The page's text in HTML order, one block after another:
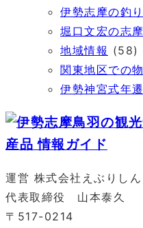
伊勢志摩の釣
堀口文宏の志
地域情報 (58)
関東地区での
伊勢神宮式年
運営 株式会社えぶりしん
代表取締役 山本泰久
〒517-0214